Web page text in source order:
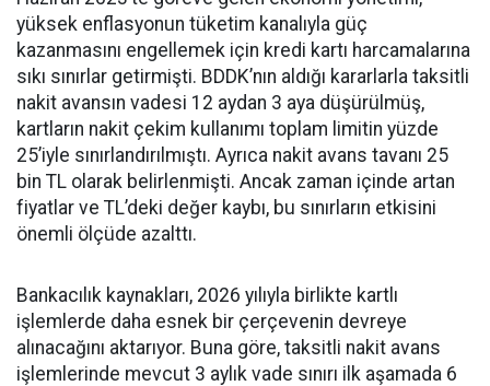
yüksek enflasyonun tüketim kanalıyla güç
kazanmasını engellemek için kredi kartı harcamalarına
sıkı sınırlar getirmişti. BDDK’nın aldığı kararlarla taksitli
nakit avansın vadesi 12 aydan 3 aya düşürülmüş,
kartların nakit çekim kullanımı toplam limitin yüzde
25’iyle sınırlandırılmıştı. Ayrıca nakit avans tavanı 25
bin TL olarak belirlenmişti. Ancak zaman içinde artan
fiyatlar ve TL’deki değer kaybı, bu sınırların etkisini
önemli ölçüde azalttı.
Bankacılık kaynakları, 2026 yılıyla birlikte kartlı
işlemlerde daha esnek bir çerçevenin devreye
alınacağını aktarıyor. Buna göre, taksitli nakit avans
işlemlerinde mevcut 3 aylık vade sınırı ilk aşamada 6